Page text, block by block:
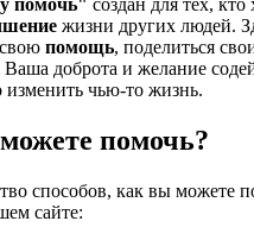
жизни других людей.
помощь, поделиться
доброта и желание
изменить чью-то жизнь.
помочь?
способов, как вы можете
сайте: